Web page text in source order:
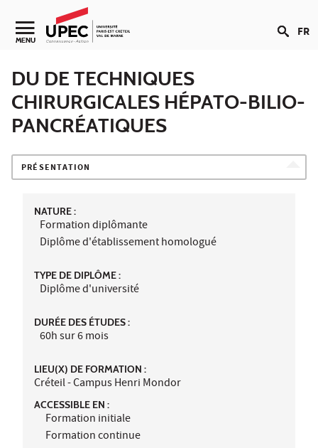
Aller au contenu
Navigation secondaire
MENU FR
DU DE TECHNIQUES
CHIRURGICALES HÉPATO-BILIO-
PANCRÉATIQUES
PRÉSENTATION
NATURE :
Formation diplômante
Diplôme d'établissement homologué
TYPE DE DIPLÔME :
Diplôme d'université
DURÉE DES ÉTUDES :
60h sur 6 mois
LIEU(X) DE FORMATION :
Créteil - Campus Henri Mondor
ACCESSIBLE EN :
Formation initiale
Formation continue